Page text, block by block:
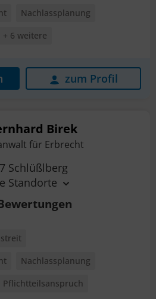
Nachlassplanung
+ 6 weitere
zum Profil
Birek
für Erbrecht
Schlüßlberg
Standorte
Nachlassplanung
Pflichtteilsanspruch